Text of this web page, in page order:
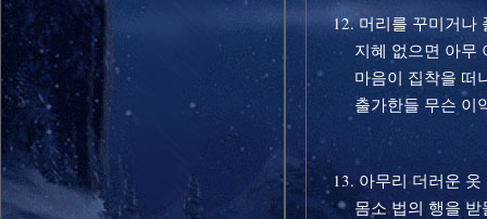
12. 머리를 꾸미거나
지혜 없으면 아무
마음이 집착을 떠나
출가한들 무슨 이
13. 아무리 더러운 옷
몸소 법의 행을 받